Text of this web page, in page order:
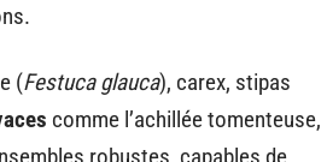
(Festuca glauca), carex, stipas
comme l’achillée tomenteuse,